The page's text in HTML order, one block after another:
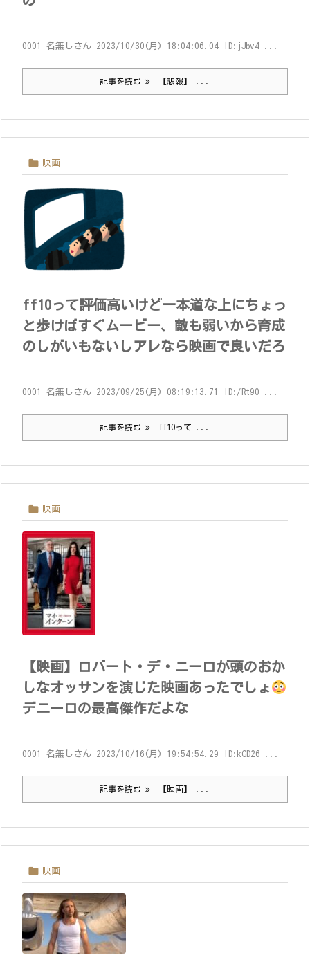
0001 名無しさん 2023/10/30(月) 18:04:06.04 ID:jJbv4 ...
記事を読む 【悲報】 ...
 映画
ff10って評価高いけど一本道な上にちょっ
と歩けばすぐムービー、敵も弱いから育成
のしがいもないしアレなら映画で良いだろ
0001 名無しさん 2023/09/25(月) 08:19:13.71 ID:/Rt90 ...
記事を読む ff10って ...
 映画
【映画】ロバート・デ・ニーロが頭のおか
しなオッサンを演じた映画あったでしょ
デニーロの最高傑作だよな
0001 名無しさん 2023/10/16(月) 19:54:54.29 ID:kGD26 ...
記事を読む 【映画】 ...
 映画